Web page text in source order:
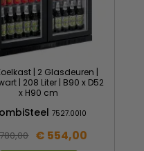
| 2 Glasdeuren |
| 208 Liter | B90 x D52
x H90 cm
7527.0010
€ 554,00